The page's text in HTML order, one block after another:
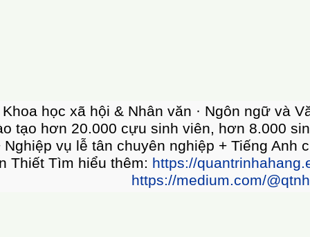
Ngành đào tạo · Kinh tế · Kỹ thuật
đầu trong hệ thống các trường đại
phòng Trường Đào Tạo Quản Lý Nhà
khắp cả nước ▪️ Hồ Chí Minh ▪️ Hà Nội